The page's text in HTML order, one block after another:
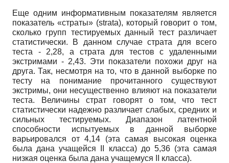
Еще одним информативным показателям является
показатель «страты» (strata), который говорит о том,
сколько групп тестируемых данный тест различает
статистически. В данном случае страта для всего
теста - 2,28, а страта для тестов с удаленными
экстримами - 2,43. Эти показатели похожи друг на
друга. Так, несмотря на то, что в данной выборке по
тесту на понимание прочитанного существуют
экстримы, они несущественно влияют на показатели
теста. Величины страт говорят о том, что тест
статистически надежно различает слабых, средних и
сильных тестируемых. Диапазон латентной
способности испытуемых в данной выборке
варьировался от 4,14 (эта самая высокая оценка
была дана учащейся
класса) до 5,36 (эта самая
низкая оценка была дана учащемуся
класса).